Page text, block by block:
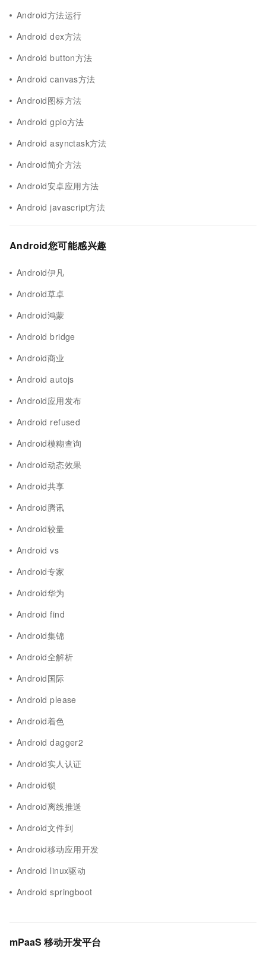
Android方法运行
Android dex方法
Android button方法
Android canvas方法
Android图标方法
Android gpio方法
Android asynctask方法
Android简介方法
Android安卓应用方法
Android javascript方法
Android您可能感兴趣
Android伊凡
Android草卓
Android鸿蒙
Android bridge
Android商业
Android autojs
Android应用发布
Android refused
Android模糊查询
Android动态效果
Android共享
Android腾讯
Android较量
Android vs
Android专家
Android华为
Android find
Android集锦
Android全解析
Android国际
Android please
Android着色
Android dagger2
Android实人认证
Android锁
Android离线推送
Android文件到
Android移动应用开发
Android linux驱动
Android springboot
mPaaS 移动开发平台